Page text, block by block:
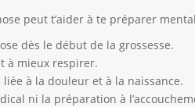
peut t’aider à te préparer
dès le début de la grossesse.
à mieux respirer.
à la douleur et à la naissance.
ni la préparation à